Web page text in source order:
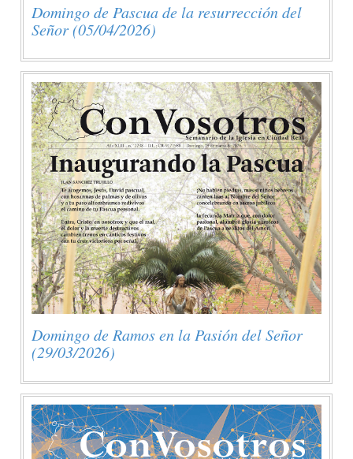
Domingo de Pascua de la resurrección del
Señor (05/04/2026)
Domingo de Ramos en la Pasión del Señor
(29/03/2026)